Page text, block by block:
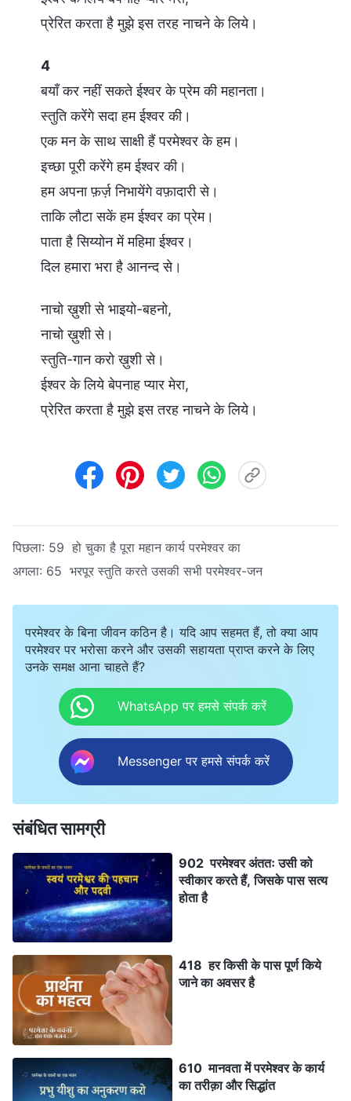
प्रेरित करता है मुझे इस तरह नाचने के लिये।
4
बयाँ कर नहीं सकते ईश्वर के प्रेम की महानता।
स्तुति करेंगे सदा हम ईश्वर की।
एक मन के साथ साक्षी हैं परमेश्वर के हम।
इच्छा पूरी करेंगे हम ईश्वर की।
हम अपना फ़र्ज़ निभायेंगे वफ़ादारी से।
ताकि लौटा सकें हम ईश्वर का प्रेम।
पाता है सिय्योन में महिमा ईश्वर।
दिल हमारा भरा है आनन्द से।
नाचो ख़ुशी से भाइयो-बहनो,
नाचो ख़ुशी से।
स्तुति-गान करो ख़ुशी से।
ईश्वर के लिये बेपनाह प्यार मेरा,
प्रेरित करता है मुझे इस तरह नाचने के लिये।
पिछला: 59 हो चुका है पूरा महान कार्य परमेश्वर का
अगला: 65 भरपूर स्तुति करते उसकी सभी परमेश्वर-जन
परमेश्वर के बिना जीवन कठिन है। यदि आप सहमत हैं, तो क्या आप
परमेश्वर पर भरोसा करने और उसकी सहायता प्राप्त करने के लिए
उनके समक्ष आना चाहते हैं?
WhatsApp पर हमसे संपर्क करें
Messenger पर हमसे संपर्क करें
संबंधित सामग्री
902 परमेश्वर अंततः उसी को
स्वीकार करते हैं, जिसके पास सत्य
होता है
418 हर किसी के पास पूर्ण किये
जाने का अवसर है
610 मानवता में परमेश्वर के कार्य
का तरीक़ा और सिद्धांत